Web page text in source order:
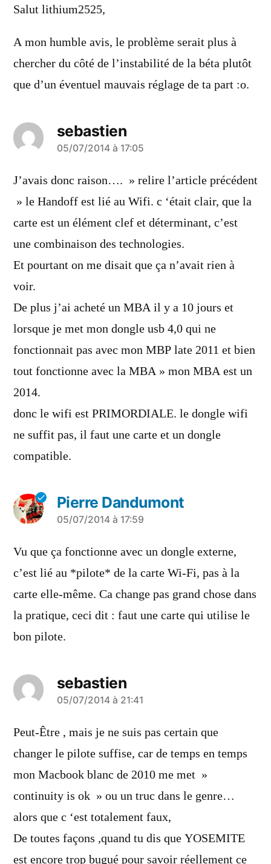
dit :
Salut lithium2525,
A mon humble avis, le problème serait plus à
chercher du côté de l’instabilité de la béta plutôt
que d’un éventuel mauvais réglage de ta part :o.
sebastien
a
dit :
05/07/2014 à 17:05
J’avais donc raison…. » relire l’article précédent
» le Handoff est lié au Wifi. c ‘était clair, que la
carte est un élément clef et déterminant, c’est
une combinaison des technologies.
Et pourtant on me disait que ça n’avait rien à
voir.
De plus j’ai acheté un MBA il y a 10 jours et
lorsque je met mon dongle usb 4,0 qui ne
fonctionnait pas avec mon MBP late 2011 et bien
tout fonctionne avec la MBA » mon MBA est un
2014.
donc le wifi est PRIMORDIALE. le dongle wifi
ne suffit pas, il faut une carte et un dongle
compatible.
Pierre Dandumont
a
dit :
05/07/2014 à 17:59
Vu que ça fonctionne avec un dongle externe,
c’est lié au *pilote* de la carte Wi-Fi, pas à la
carte elle-même. Ca change pas grand chose dans
la pratique, ceci dit : faut une carte qui utilise le
bon pilote.
sebastien
a
dit :
05/07/2014 à 21:41
Peut-Être , mais je ne suis pas certain que
changer le pilote suffise, car de temps en temps
mon Macbook blanc de 2010 me met »
continuity is ok » ou un truc dans le genre…
alors que c ‘est totalement faux,
De toutes façons ,quand tu dis que YOSEMITE
est encore trop bugué pour savoir réellement ce